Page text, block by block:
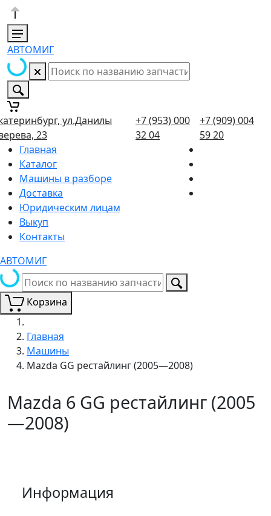
АВТОМИГ
ул.Данилы
23
+7 (953) 000
32 04
+7 (909) 004
59 20
Главная
Каталог
Машины в разборе
Доставка
Юридическим лицам
Выкуп
Контакты
АВТОМИГ
Корзина
Главная
Машины
Mazda GG рестайлинг (2005—2008)
Mazda 6 GG рестайлинг (2005
—2008)
Информация